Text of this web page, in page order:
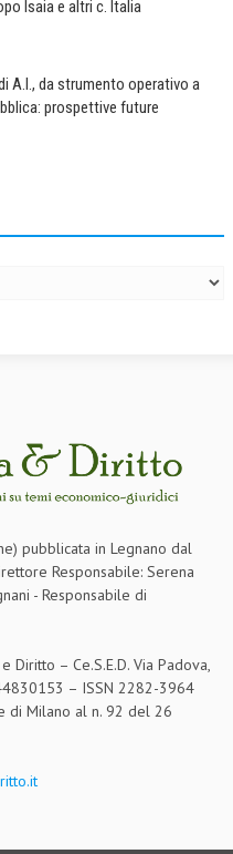
Isaia e altri c. Italia
A.I., da strumento operativo a
prospettive future
pubblicata in Legnano dal
Responsabile: Serena
- Responsabile di
Diritto – Ce.S.E.D. Via Padova,
– ISSN 2282-3964
di Milano al n. 92 del 26